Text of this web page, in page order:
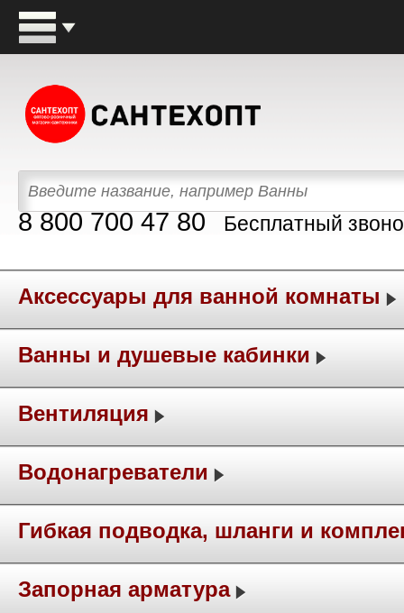
8 800 700 47 80 Бесплатный
Аксессуары для ванной комнаты
Ванны и душевые кабинки
Вентиляция
Водонагреватели
Гибкая подводка, шланги и
Запорная арматура